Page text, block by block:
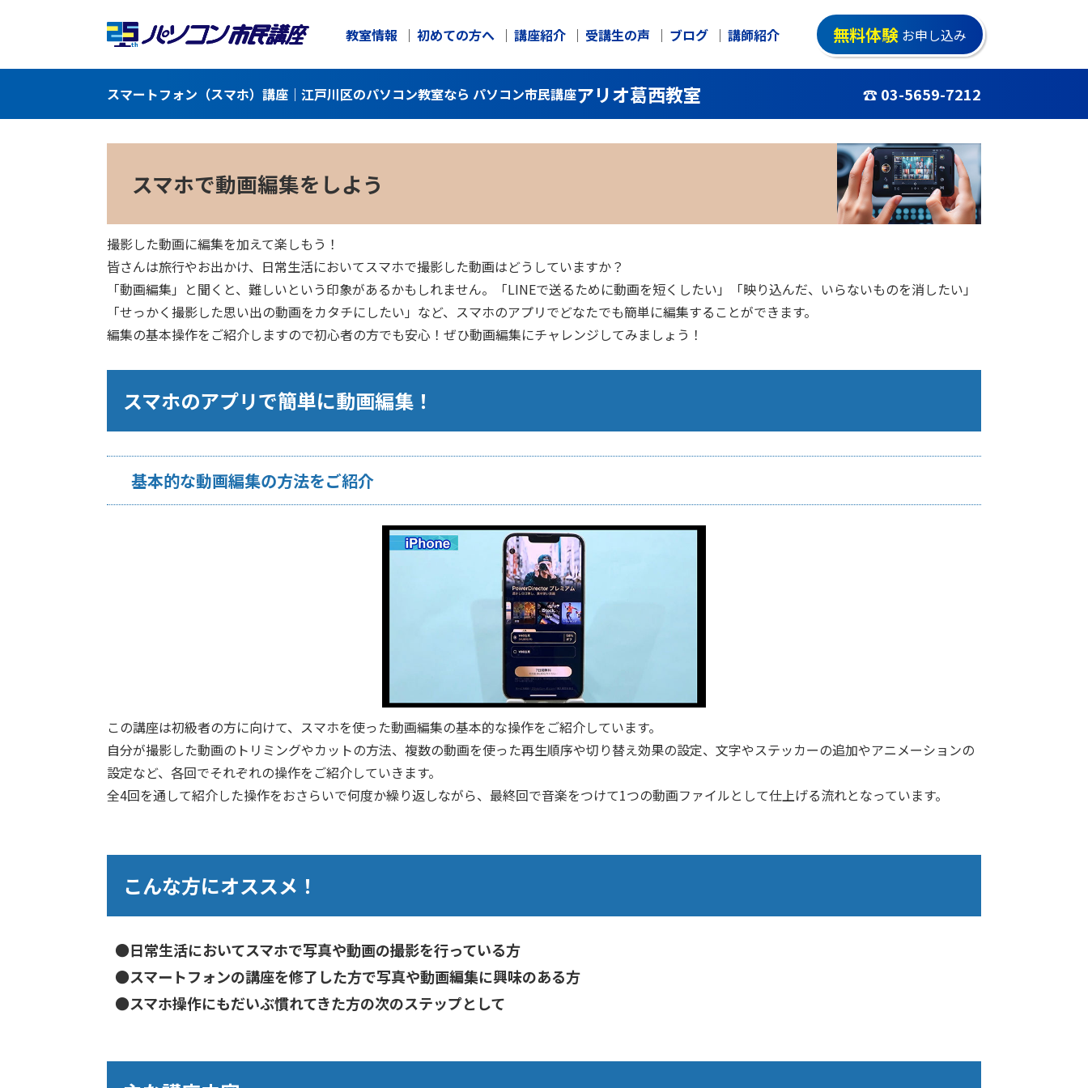
教室情報 初めての方へ 講座紹介 受講生の声 ブログ 講師紹介 無料体験 お申し込み
スマートフォン（スマホ）講座｜江戸川区のパソコン教室なら パソコン市民講座アリオ葛西教室 ☎ 03-5659-7212
スマホで動画編集をしよう
撮影した動画に編集を加えて楽しもう！
皆さんは旅行やお出かけ、日常生活においてスマホで撮影した動画はどうしていますか？
「動画編集」と聞くと、難しいという印象があるかもしれません。「LINEで送るために動画を短くしたい」「映り込んだ、いらないものを消したい」
「せっかく撮影した思い出の動画をカタチにしたい」など、スマホのアプリでどなたでも簡単に編集することができます。
編集の基本操作をご紹介しますので初心者の方でも安心！ぜひ動画編集にチャレンジしてみましょう！
スマホのアプリで簡単に動画編集！
基本的な動画編集の方法をご紹介
この講座は初級者の方に向けて、スマホを使った動画編集の基本的な操作をご紹介しています。
自分が撮影した動画のトリミングやカットの方法、複数の動画を使った再生順序や切り替え効果の設定、文字やステッカーの追加やアニメーションの
設定など、各回でそれぞれの操作をご紹介していきます。
全4回を通して紹介した操作をおさらいで何度か繰り返しながら、最終回で音楽をつけて1つの動画ファイルとして仕上げる流れとなっています。
こんな方にオススメ！
●日常生活においてスマホで写真や動画の撮影を行っている方
●スマートフォンの講座を修了した方で写真や動画編集に興味のある方
●スマホ操作にもだいぶ慣れてきた方の次のステップとして